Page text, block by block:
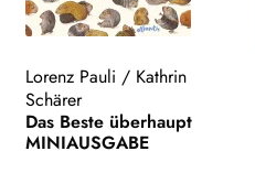
Lorenz Pauli / Kathrin
Schärer
Das Beste überhaupt
MINIAUSGABE